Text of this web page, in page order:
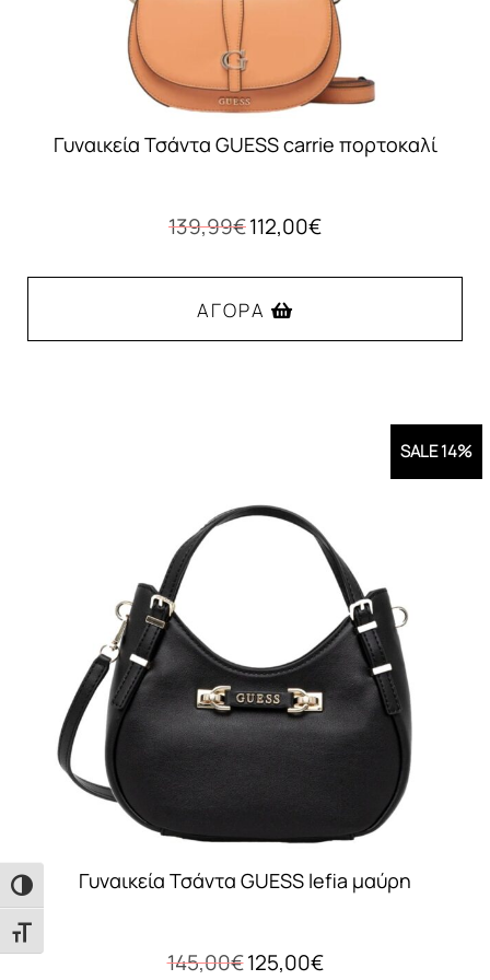
Εναλλαγή Υψηλής Αντίθεσης
Εναλλαγή Μεγέθους Γραμμάτων
Γυναικεία Τσάντα GUESS carrie πορτοκαλί
139,99€Original
was:
139,99€.
112,00€Η
τιμή
ΑΓΟΡΆ
SALE 14%
Γυναικεία Τσάντα GUESS lefia μαύρη
145,00€ Original
125,00€Η